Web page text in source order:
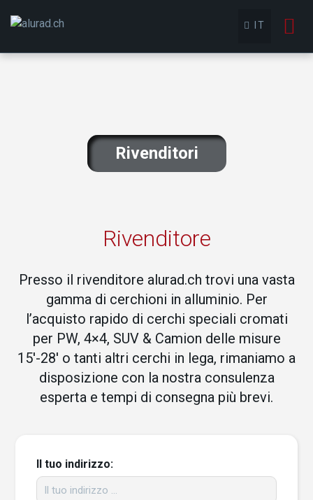
IT
Rivenditori
Rivenditore
Presso il rivenditore alurad.ch trovi una vasta
gamma di cerchioni in alluminio. Per
l’acquisto rapido di cerchi speciali cromati
per PW, 4×4, SUV & Camion delle misure
15′-28′ o tanti altri cerchi in lega, rimaniamo a
disposizione con la nostra consulenza
esperta e tempi di consegna più brevi.
Il tuo indirizzo: